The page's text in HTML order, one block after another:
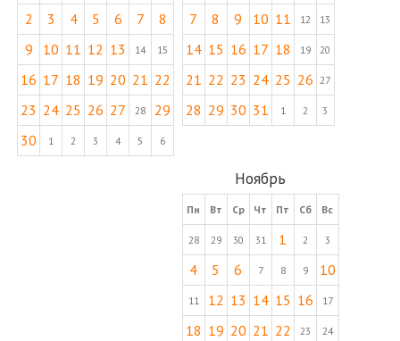
2 3 4 5 6 7
8
9
10 11 12 13 14 15
16 17 18 19 20 21 22
23 24 25 26 27 28
29
30
1 2 3 4 5 6
7 8 9 10 11 12 13
14 15 16 17 18 19 20
21 22 23 24 25 26 27
28 29 30 31 1 2 3
Ноябрь
Пн Вт Ср Чт Пт Сб Вс
28 29 30 31 1 2 3
4 5 6 7 8 9 10
11 12 13 14 15 16 17
18 19 20 21 22 23 24